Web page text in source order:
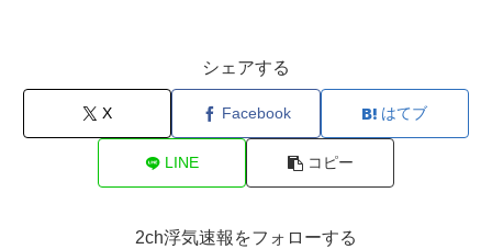
シェアする
X Facebook はてブ
LINE コピー
2ch浮気速報をフォローする